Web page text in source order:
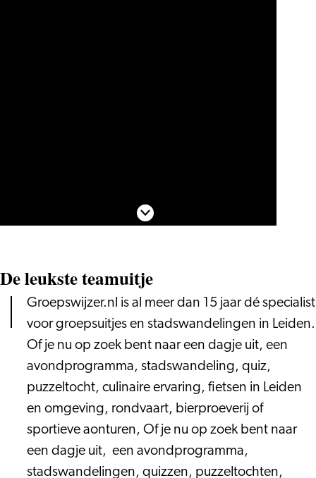
Scroll naar beneden
De leukste teamuitje
Groepswijzer.nl is al meer dan 15 jaar dé specialist
voor groepsuitjes en stadswandelingen in Leiden.
Of je nu op zoek bent naar een dagje uit, een
avondprogramma, stadswandeling, quiz,
puzzeltocht, culinaire ervaring, fietsen in Leiden
en omgeving, rondvaart, bierproeverij of
sportieve aonturen, Of je nu op zoek bent naar
een dagje uit, een avondprogramma,
stadswandelingen, quizzen, puzzeltochten,